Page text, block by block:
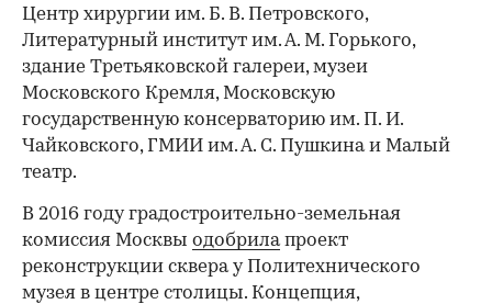
Центр хирургии им. Б. В. Петровского,
Литературный институт им. А. М. Горького,
здание Третьяковской галереи, музеи
Московского Кремля, Московскую
государственную консерваторию им. П. И.
Чайковского, ГМИИ им. А. С. Пушкина и Малый
театр.
В 2016 году градостроительно-земельная
комиссия Москвы одобрилапроект
реконструкции сквера у Политехнического
музея в центре столицы. Концепция,